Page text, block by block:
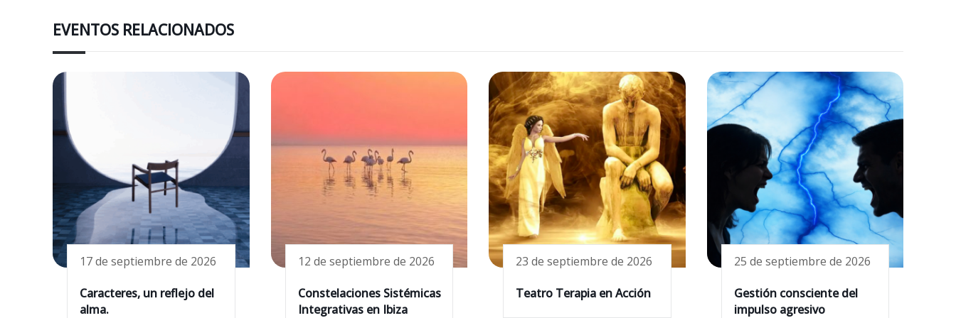
EVENTOS RELACIONADOS
17 de septiembre de 2026
Caracteres, un reflejo del
alma.
12 de septiembre de 2026
Constelaciones Sistémicas
Integrativas en Ibiza
23 de septiembre de 2026
Teatro Terapia en Acción
25 de septiembre de 2026
Gestión consciente del
impulso agresivo